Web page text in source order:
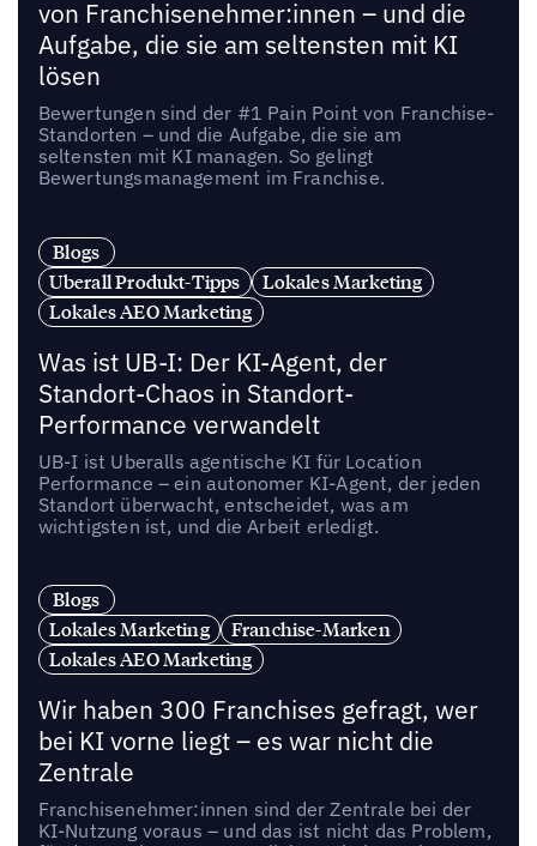
von Franchisenehmer:innen – und die
Aufgabe, die sie am seltensten mit KI
lösen
Bewertungen sind der #1 Pain Point von Franchise-
Standorten – und die Aufgabe, die sie am
seltensten mit KI managen. So gelingt
Bewertungsmanagement im Franchise.
Blogs
Uberall Produkt-Tipps
Lokales Marketing
Lokales AEO Marketing
Was ist UB-I: Der KI-Agent, der
Standort-Chaos in Standort-
Performance verwandelt
UB-I ist Uberalls agentische KI für Location
Performance – ein autonomer KI-Agent, der jeden
Standort überwacht, entscheidet, was am
wichtigsten ist, und die Arbeit erledigt.
Blogs
Lokales Marketing
Franchise-Marken
Lokales AEO Marketing
Wir haben 300 Franchises gefragt, wer
bei KI vorne liegt – es war nicht die
Zentrale
Franchisenehmer:innen sind der Zentrale bei der
KI-Nutzung voraus – und das ist nicht das Problem,